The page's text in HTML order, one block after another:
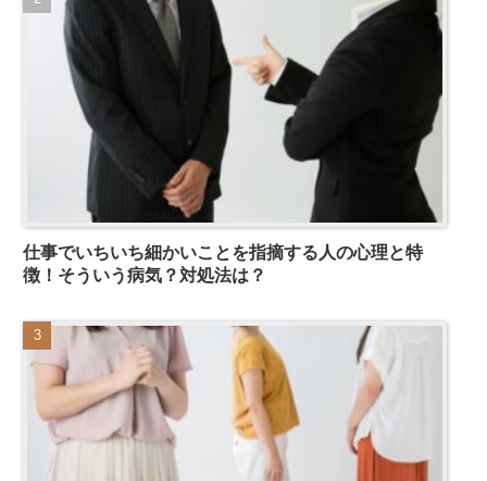
仕事でいちいち細かいことを指摘する人の心理と特
徴！そういう病気？対処法は？